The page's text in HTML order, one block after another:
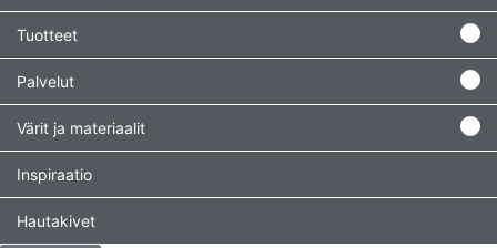
Tuotteet
Palvelut
Värit ja materiaalit
Inspiraatio
Hautakivet